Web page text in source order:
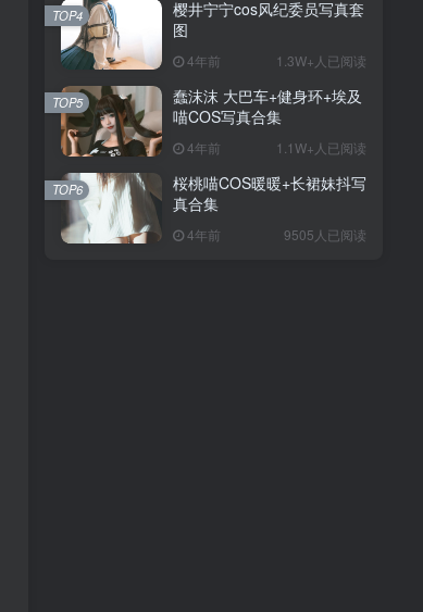
樱井宁宁cos风纪委员写真套
图
4年前 1.3W+人已阅读
TOP4
蠢沫沫 大巴车+健身环+埃及
喵COS写真合集
4年前 1.1W+人已阅读
TOP5
桜桃喵COS暖暖+长裙妹抖写
真合集
4年前 9505人已阅读
TOP6